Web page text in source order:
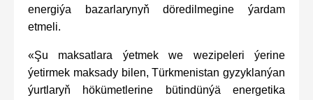
energiýa bazarlarynyň döredilmegine ýardam
etmeli.
«Şu maksatlara ýetmek we wezipeleri ýerine
ýetirmek maksady bilen, Türkmenistan gyzyklanýan
ýurtlaryň hökümetlerine bütindünýä energetika